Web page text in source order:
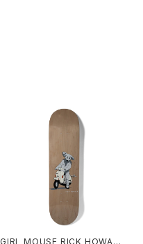
GIRL MOUSE RICK HOWAR